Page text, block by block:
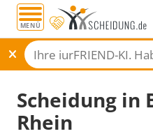
MENÜ
Scheidung in
Rhein